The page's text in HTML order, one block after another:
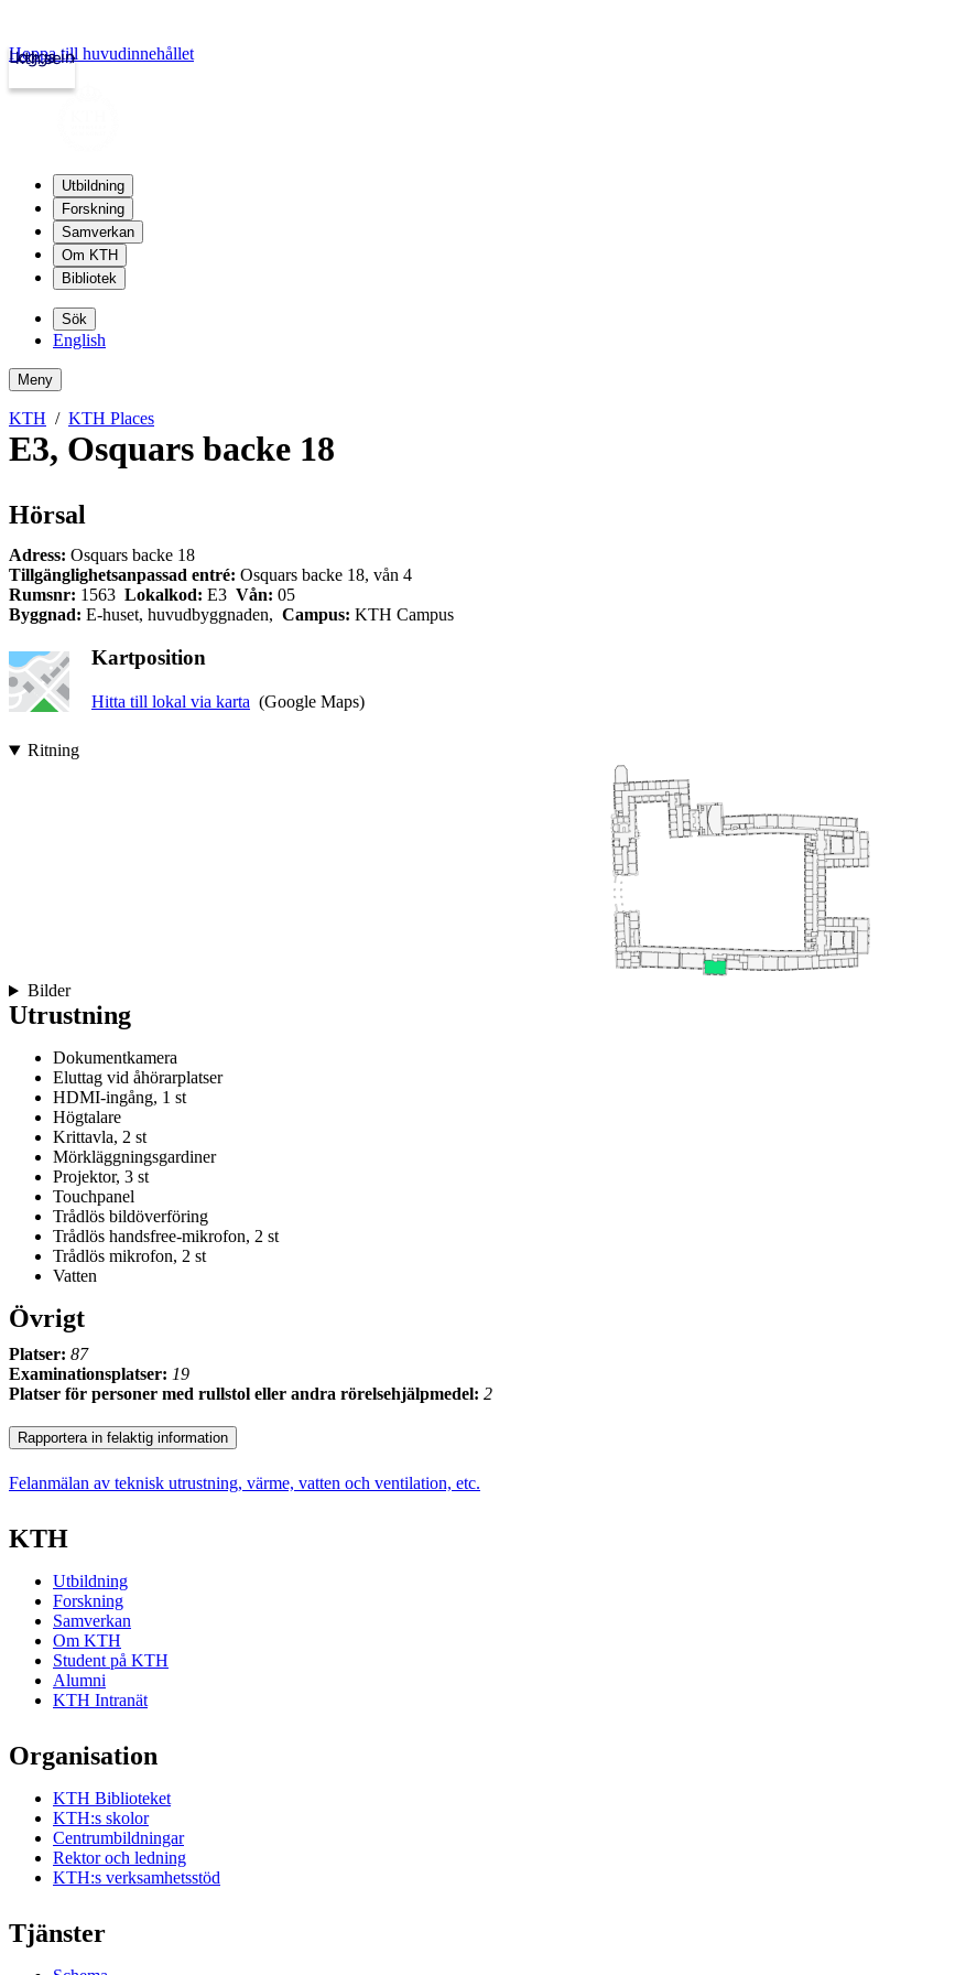
kth.se
Logga in
Hoppa till huvudinnehållet
Utbildning
Forskning
Samverkan
Om KTH
Bibliotek
Sök
English
Meny
KTH KTH Places
E3, Osquars backe 18
Hörsal
Adress: Osquars backe 18
Tillgänglighetsanpassad entré: Osquars backe 18, vån 4
Rumsnr: 1563 Lokalkod: E3 Vån: 05
Byggnad: E-huset, huvudbyggnaden, Campus: KTH Campus
Kartposition
Hitta till lokal via karta (Google Maps)
Ritning
Bilder
Utrustning
Dokumentkamera
Eluttag vid åhörarplatser
HDMI-ingång, 1 st
Högtalare
Krittavla, 2 st
Mörkläggningsgardiner
Projektor, 3 st
Touchpanel
Trådlös bildöverföring
Trådlös handsfree-mikrofon, 2 st
Trådlös mikrofon, 2 st
Vatten
Övrigt
Platser: 87
Examinationsplatser: 19
Platser för personer med rullstol eller andra rörelsehjälpmedel: 2
Rapportera in felaktig information
Felanmälan av teknisk utrustning, värme, vatten och ventilation, etc.
KTH
Utbildning
Forskning
Samverkan
Om KTH
Student på KTH
Alumni
KTH Intranät
Organisation
KTH Biblioteket
KTH:s skolor
Centrumbildningar
Rektor och ledning
KTH:s verksamhetsstöd
Tjänster